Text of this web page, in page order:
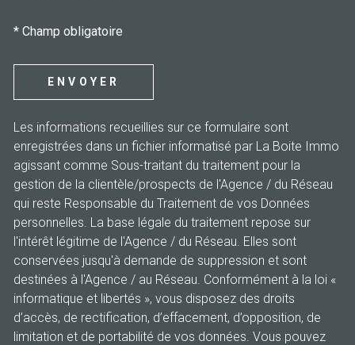
* Champ obligatoire
ENVOYER
Les informations recueillies sur ce formulaire sont
enregistrées dans un fichier informatisé par La Boite Immo
agissant comme Sous-traitant du traitement pour la
gestion de la clientèle/prospects de l'Agence / du Réseau
qui reste Responsable du Traitement de vos Données
personnelles. La base légale du traitement repose sur
l'intérêt légitime de l'Agence / du Réseau. Elles sont
conservées jusqu'à demande de suppression et sont
destinées à l'Agence / au Réseau. Conformément à la loi «
informatique et libertés », vous disposez des droits
d’accès, de rectification, d’effacement, d’opposition, de
limitation et de portabilité de vos données. Vous pouvez